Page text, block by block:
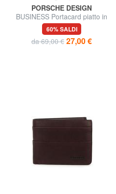
PORSCHE DESIGN
BUSINESS Portacard piatto in
pelle
60% SALDI
da 69,00 € 27,00 €